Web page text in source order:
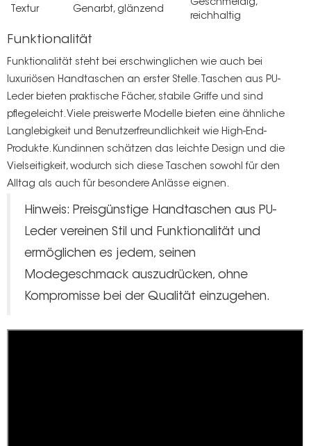
Textur Genarbt, glänzend
Geschmeidig,
reichhaltig
Funktionalität
Funktionalität steht bei erschwinglichen wie auch bei
luxuriösen Handtaschen an erster Stelle. Taschen aus PU-
Leder bieten praktische Fächer, stabile Griffe und sind
pflegeleicht. Viele preiswerte Modelle bieten eine ähnliche
Langlebigkeit und Benutzerfreundlichkeit wie High-End-
Produkte. Kundinnen schätzen das leichte Design und die
Vielseitigkeit, wodurch sich diese Taschen sowohl für den
Alltag als auch für besondere Anlässe eignen.
Hinweis: Preisgünstige Handtaschen aus PU-
Leder vereinen Stil und Funktionalität und
ermöglichen es jedem, seinen
Modegeschmack auszudrücken, ohne
Kompromisse bei der Qualität einzugehen.